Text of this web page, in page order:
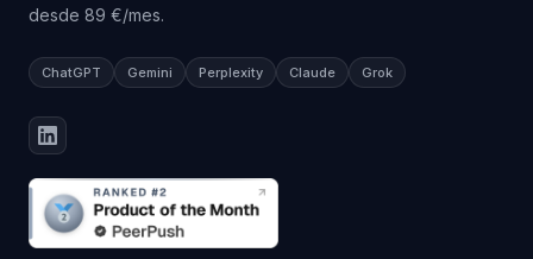
desde 89 €/mes.
ChatGPT Gemini Perplexity Claude Grok